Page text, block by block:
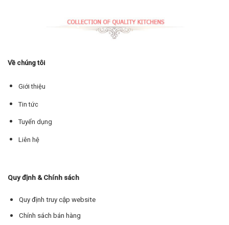
Về chúng tôi
Giới thiệu
Tin tức
Tuyển dụng
Liên hệ
Quy định & Chính sách
Quy định truy cập website
Chính sách bán hàng